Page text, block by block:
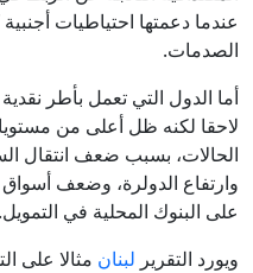
عندما دعمتها احتياطيات
الصدمات.
أما الدول التي تعمل بأطر
لاحقا لكنه ظل أعلى من
الحالات، بسبب ضعف انتقال
وارتفاع الدولرة، وضعف
على البنوك المحلية في التمويل.
ويورد التقرير لبنان مثالا على